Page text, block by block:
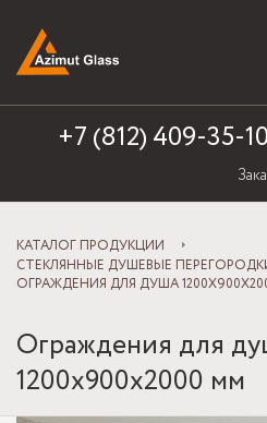
+7 (812) 409-35-10
КАТАЛОГ ПРОДУКЦИИ
СТЕКЛЯННЫЕ ДУШЕВЫЕ
ОГРАЖДЕНИЯ ДЛЯ ДУША
Ограждения для
1200х900х2000 мм